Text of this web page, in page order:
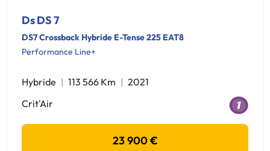
Ds DS 7
DS7 Crossback Hybride E-Tense 225 EAT8
Performance Line+
Hybride 113 566 Km
2021
Crit'Air
23 900 €